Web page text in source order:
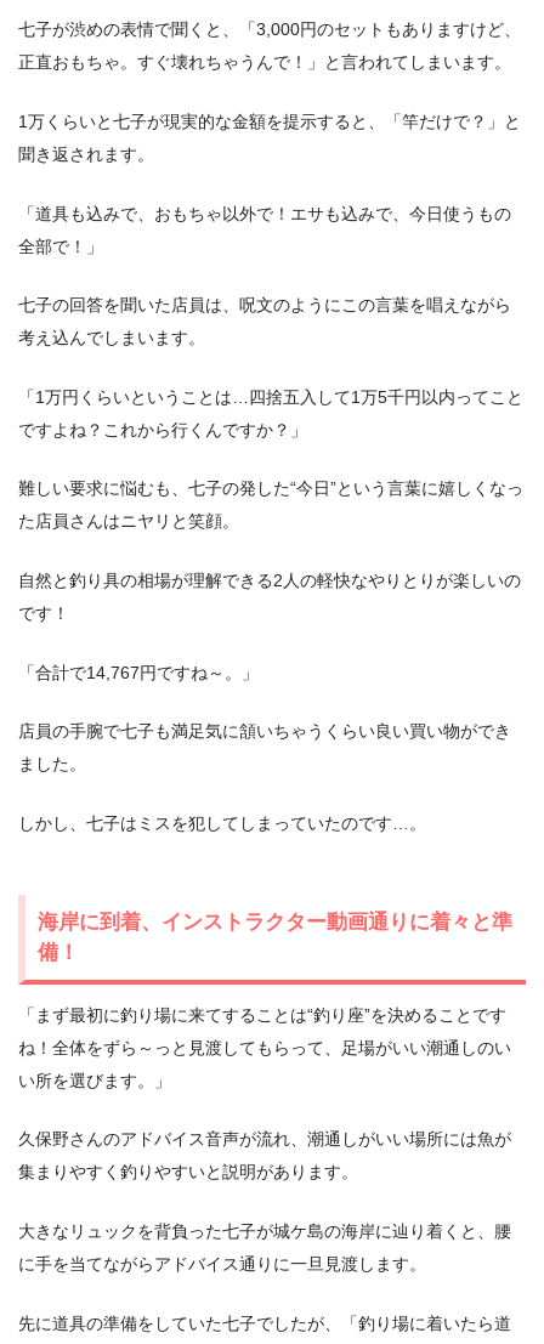
七子が渋めの表情で聞くと、「3,000円のセットもありますけど、
正直おもちゃ。すぐ壊れちゃうんで！」と言われてしまいます。
1万くらいと七子が現実的な金額を提示すると、「竿だけで？」と
聞き返されます。
「道具も込みで、おもちゃ以外で！エサも込みで、今日使うもの
全部で！」
七子の回答を聞いた店員は、呪文のようにこの言葉を唱えながら
考え込んでしまいます。
「1万円くらいということは…四捨五入して1万5千円以内ってこと
ですよね？これから行くんですか？」
難しい要求に悩むも、七子の発した“今日”という言葉に嬉しくなっ
た店員さんはニヤリと笑顔。
自然と釣り具の相場が理解できる2人の軽快なやりとりが楽しいの
です！
「合計で14,767円ですね～。」
店員の手腕で七子も満足気に頷いちゃうくらい良い買い物ができ
ました。
しかし、七子はミスを犯してしまっていたのです…。
海岸に到着、インストラクター動画通りに着々と準
備！
「まず最初に釣り場に来てすることは“釣り座”を決めることです
ね！全体をずら～っと見渡してもらって、足場がいい潮通しのい
い所を選びます。」
久保野さんのアドバイス音声が流れ、潮通しがいい場所には魚が
集まりやすく釣りやすいと説明があります。
大きなリュックを背負った七子が城ケ島の海岸に辿り着くと、腰
に手を当てながらアドバイス通りに一旦見渡します。
先に道具の準備をしていた七子でしたが、「釣り場に着いたら道